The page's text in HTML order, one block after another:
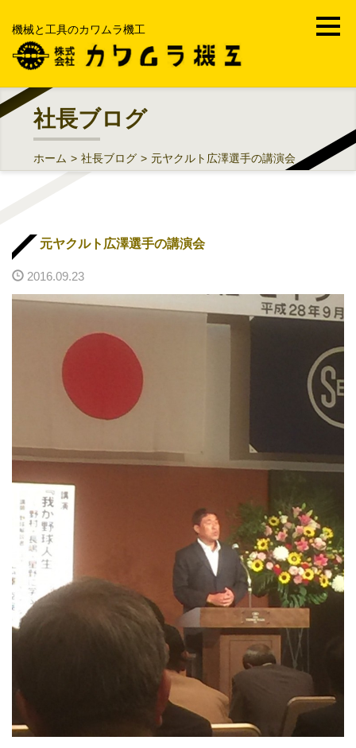
機械と工具のカワムラ機工
ホーム
部品加工受託製造販売
工場メンテナンス・修理工事
中古機械買取販売
セミナー・展示会
営業事務
営業
お問い合わせ
閉じる
社長ブログ
ホーム > 社長ブログ > 元ヤクルト広澤選手の講演会
元ヤクルト広澤選手の講演会
2016.09.23